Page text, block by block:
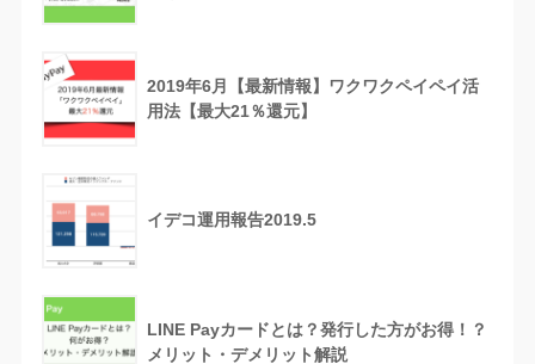
2019年6月【最新情報】ワクワクペイペイ活
用法【最大21％還元】
イデコ運用報告2019.5
LINE Payカードとは？発行した方がお得！？
メリット・デメリット解説